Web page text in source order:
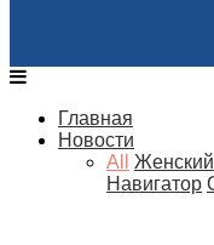
Главная
Новости
All
Женский
Навигатор